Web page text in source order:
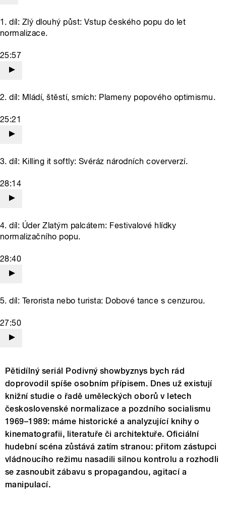
1. díl: Zlý dlouhý půst: Vstup českého popu do let
normalizace.
25:57
2. díl: Mládí, štěstí, smích: Plameny popového optimismu.
25:21
3. díl: Killing it softly: Svéráz národních coververzí.
28:14
4. díl: Úder Zlatým palcátem: Festivalové hlídky
normalizačního popu.
28:40
5. díl: Terorista nebo turista: Dobové tance s cenzurou.
27:50
Pětidílný seriál Podivný showbyznys bych rád
doprovodil spíše osobním přípisem. Dnes už existují
knižní studie o řadě uměleckých oborů v letech
československé normalizace a pozdního socialismu
1969–1989: máme historické a analyzující knihy o
kinematografii, literatuře či architektuře. Oficiální
hudební scéna zůstává zatím stranou: přitom zástupci
vládnoucího režimu nasadili silnou kontrolu a rozhodli
se zasnoubit zábavu s propagandou, agitací a
manipulací.